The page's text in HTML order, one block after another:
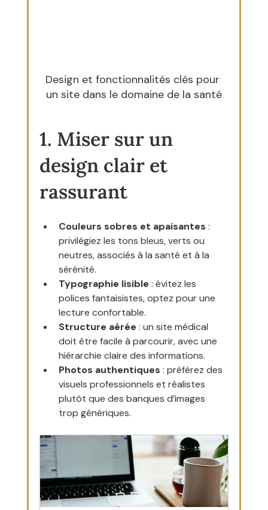
Design et fonctionnalités clés pour
un site dans le domaine de la santé
1. Miser sur un
design clair et
rassurant
Couleurs sobres et apaisantes :
privilégiez les tons bleus, verts ou
neutres, associés à la santé et à la
sérénité.
Typographie lisible : évitez les
polices fantaisistes, optez pour une
lecture confortable.
Structure aérée : un site médical
doit être facile à parcourir, avec une
hiérarchie claire des informations.
Photos authentiques : préférez des
visuels professionnels et réalistes
plutôt que des banques d’images
trop génériques.